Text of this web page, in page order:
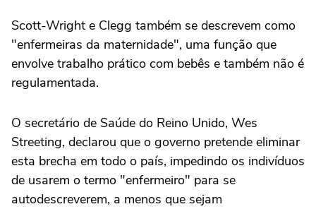
Scott-Wright e Clegg também se descrevem como
"enfermeiras da maternidade", uma função que
envolve trabalho prático com bebês e também não é
regulamentada.
O secretário de Saúde do Reino Unido, Wes
Streeting, declarou que o governo pretende eliminar
esta brecha em todo o país, impedindo os indivíduos
de usarem o termo "enfermeiro" para se
autodescreverem, a menos que sejam